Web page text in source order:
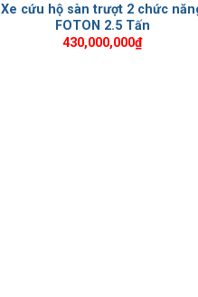
Xe cứu hộ sàn trượt 2 chức
FOTON 2.5 Tấn
430,000,000₫